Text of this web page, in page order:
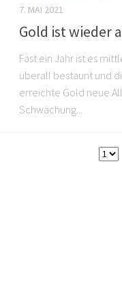
7. MAI 2021
Gold ist wieder
Fast ein Jahr ist es
überall bestaunt und
erreichte Gold neue
Schwächung...